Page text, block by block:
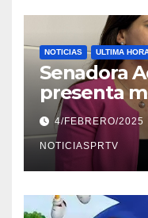
NOTICIAS ULTIMA
Senadora
presenta
violencia
4/FEBRERO/2025
NOTICIASPRTV